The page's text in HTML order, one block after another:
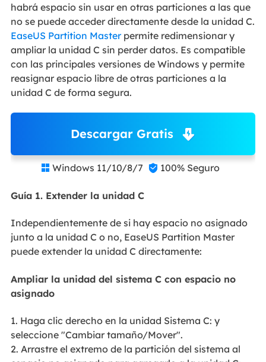
habrá espacio sin usar en otras particiones a las que
no se puede acceder directamente desde la unidad C.
EaseUS Partition Masterpermite redimensionar y
ampliar la unidad C sin perder datos. Es compatible
con las principales versiones de Windows y permite
reasignar espacio libre de otras particiones a la
unidad C de forma segura.
Descargar Gratis
 Windows 11/10/8/7  100% Seguro
Guía 1. Extender la unidad C
Independientemente de si hay espacio no asignado
junto a la unidad C o no, EaseUS Partition Master
puede extender la unidad C directamente:
Ampliar la unidad del sistema C con espacio no
asignado
1. Haga clic derecho en la unidad Sistema C: y
seleccione "Cambiar tamaño/Mover".
2. Arrastre el extremo de la partición del sistema al